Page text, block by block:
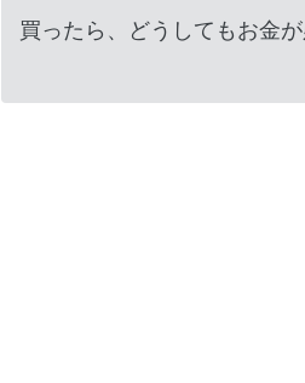
買ったら、どうしてもお金